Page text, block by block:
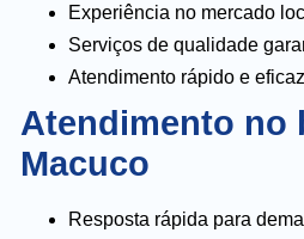
Experiência no mercado
Serviços de qualidade
Atendimento rápido e eficaz
Atendimento no
Macuco
Resposta rápida para